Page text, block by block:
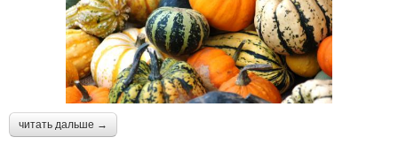
читать дальше →